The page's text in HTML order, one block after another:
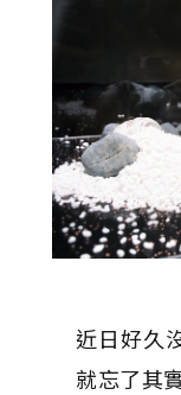
近日好久
就忘了其